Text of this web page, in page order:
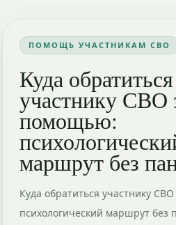
ПОМОЩЬ УЧАСТНИКАМ СВО
Куда обратиться
участнику СВО
помощью:
маршрут без
Куда обратиться участнику
психологический маршрут без